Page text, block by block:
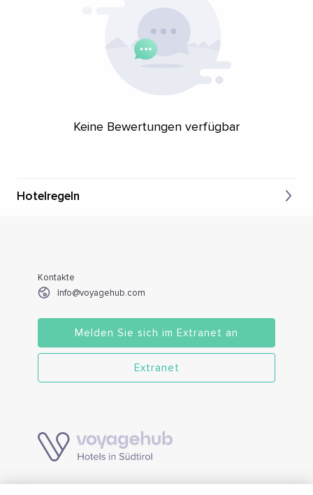
Keine Bewertungen verfügbar
Hotelregeln
Kontakte
Info@voyagehub.com
Melden Sie sich im Extranet an
Extranet